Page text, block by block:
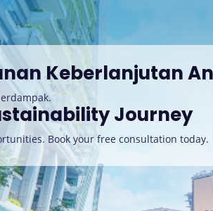
Keberlanjutan
Journey
Book your free consultation today.